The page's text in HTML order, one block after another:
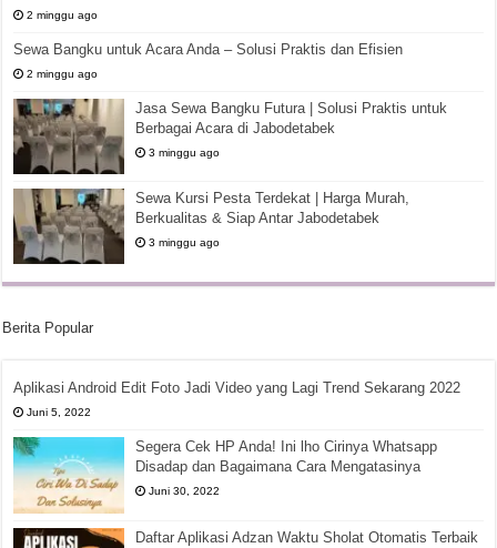
2 minggu ago
Sewa Bangku untuk Acara Anda – Solusi Praktis dan Efisien
2 minggu ago
Jasa Sewa Bangku Futura | Solusi Praktis untuk
Berbagai Acara di Jabodetabek
3 minggu ago
Sewa Kursi Pesta Terdekat | Harga Murah,
Berkualitas & Siap Antar Jabodetabek
3 minggu ago
Berita Popular
Aplikasi Android Edit Foto Jadi Video yang Lagi Trend Sekarang 2022
Juni 5, 2022
Segera Cek HP Anda! Ini lho Cirinya Whatsapp
Disadap dan Bagaimana Cara Mengatasinya
Juni 30, 2022
Daftar Aplikasi Adzan Waktu Sholat Otomatis Terbaik